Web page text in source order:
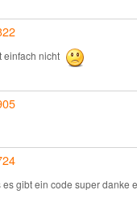
einfach nicht
gibt ein code super danke